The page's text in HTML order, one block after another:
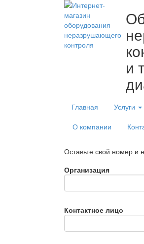
и
Главная Услуги
О компании
Оставьте свой номер и
Организация
Контактное лицо